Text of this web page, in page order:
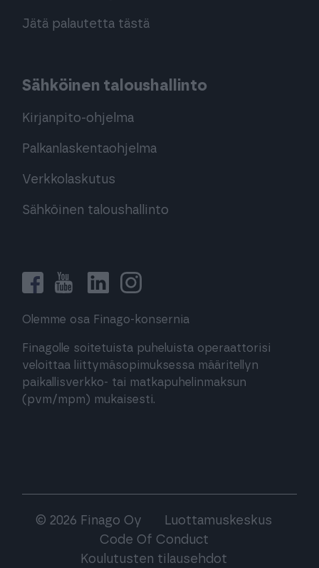
Jätä palautetta tästä
Sähköinen taloushallinto
Kirjanpito-ohjelma
Palkanlaskentaohjelma
Verkkolaskutus
Sähköinen taloushallinto
Olemme osa Finago-konsernia
Finagolle soitetuista puheluista operaattorisi
veloittaa liittymäsopimuksessa määritellyn
paikallisverkko- tai matkapuhelinmaksun
(pvm/mpm) mukaisesti.
© 2026 Finago Oy
Luottamuskeskus
Code Of Conduct
Koulutusten tilausehdot